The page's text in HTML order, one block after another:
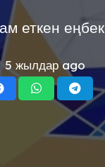
еткен еңбек
5 жылдар ago